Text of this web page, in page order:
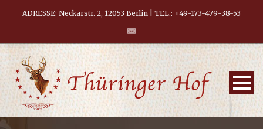
ADRESSE: Neckarstr. 2, 12053 Berlin | TEL.: +49-173-479-38-53